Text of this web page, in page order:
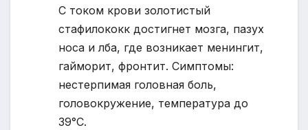
С током крови золотистый
стафилококк достигнет мозга, пазух
носа и лба, где возникает менингит,
гайморит, фронтит. Симптомы:
нестерпимая головная боль,
головокружение, температура до
39°С.